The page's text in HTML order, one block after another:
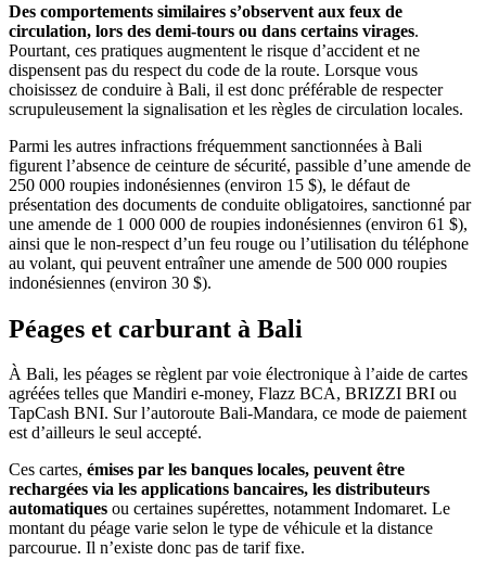
Des comportements similaires s’observent aux feux de
circulation, lors des demi-tours ou dans certains virages.
Pourtant, ces pratiques augmentent le risque d’accident et ne
dispensent pas du respect du code de la route. Lorsque vous
choisissez de conduire à Bali, il est donc préférable de respecter
scrupuleusement la signalisation et les règles de circulation locales.
Parmi les autres infractions fréquemment sanctionnées à Bali
figurent l’absence de ceinture de sécurité, passible d’une amende de
250 000 roupies indonésiennes (environ 15 $), le défaut de
présentation des documents de conduite obligatoires, sanctionné par
une amende de 1 000 000 de roupies indonésiennes (environ 61 $),
ainsi que le non-respect d’un feu rouge ou l’utilisation du téléphone
au volant, qui peuvent entraîner une amende de 500 000 roupies
indonésiennes (environ 30 $).
Péages et carburant à Bali
À Bali, les péages se règlent par voie électronique à l’aide de cartes
agréées telles que Mandiri e-money, Flazz BCA, BRIZZI BRI ou
TapCash BNI. Sur l’autoroute Bali-Mandara, ce mode de paiement
est d’ailleurs le seul accepté.
Ces cartes, émises par les banques locales, peuvent être
rechargées via les applications bancaires, les distributeurs
automatiques ou certaines supérettes, notamment Indomaret. Le
montant du péage varie selon le type de véhicule et la distance
parcourue. Il n’existe donc pas de tarif fixe.